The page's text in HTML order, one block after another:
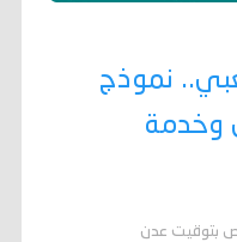
نموذج
وخدمة